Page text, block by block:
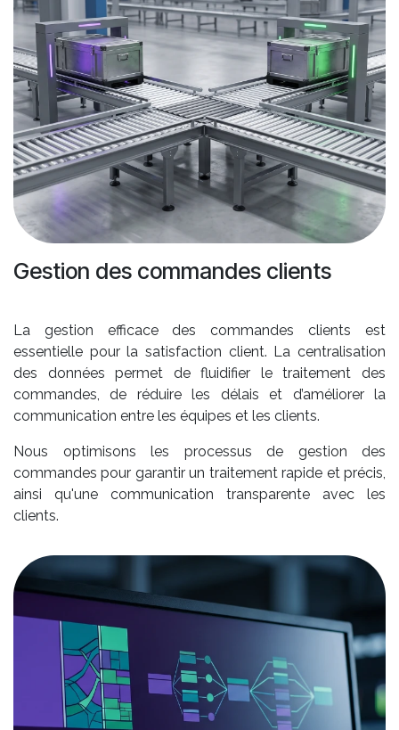
La gestion efficace des commandes clients est
essentielle pour la satisfaction client. La centralisation
des données permet de fluidifier le traitement des
commandes, de réduire les délais et d’améliorer la
communication entre les équipes et les clients.
Nous optimisons les processus de gestion des
commandes pour garantir un traitement rapide et précis,
ainsi qu'une communication transparente avec les
clients.
Gestion des commandes clients